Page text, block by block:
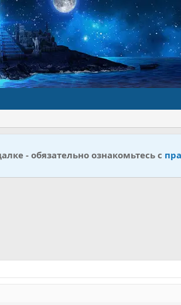
- обязательно ознакомьтесь с